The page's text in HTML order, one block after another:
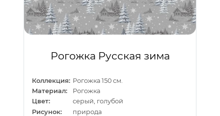
Рогожка Русская зима
Коллекция: Рогожка 150 см.
Материал:
Рогожка
Цвет:
серый, голубой
Рисунок:
природа